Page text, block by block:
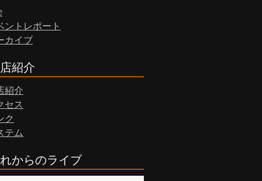
ントレポート
カイブ
紹介
紹介
セス
ク
テム
からのライブ